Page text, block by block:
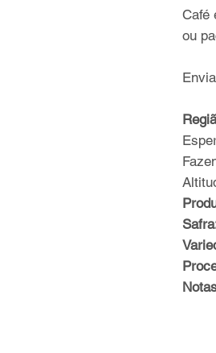
Café
ou